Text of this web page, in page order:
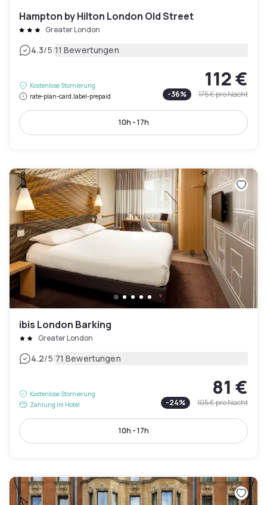
Hampton by Hilton London Old Street
Greater London
4.3/5|11 Bewertungen
Kostenlose Stornierung
rate-plan-card.label-prepaid
112 €
-36% 175 €pro Nacht
10h - 17h
ibis London Barking
Greater London
4.2/5|71 Bewertungen
Kostenlose Stornierung
Zahlung im Hotel
81 €
-24% 105 €pro Nacht
10h - 17h